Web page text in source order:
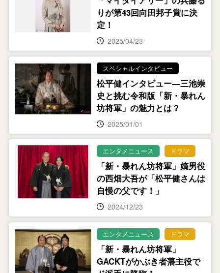
りが第43回向田邦子賞に決
定！
2025/04/23
スペシャルインタビュー
松平健インタビュー―三池崇
史と挑む令和版「新・暴れん
坊将軍」の魅力とは？
2025/01/01
エンタメニュース ドラマ
「新・暴れん坊将軍」嫡男役
の西畑大吾が「松平健さんは
自慢の父です！」
2024/12/23
エンタメニュース ドラマ
「新・暴れん坊将軍」
GACKTがかぶき者藩主役で